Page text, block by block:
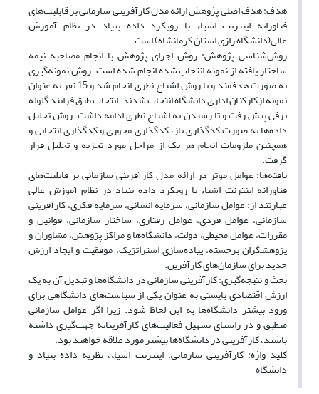
هدف: هدف اصلی پژوهش ارائه مدل کارآفرینی سازمانی بر قابلیت‌های
‌فناورانه اینترنت اشیاء با رویکرد داده بنیاد در نظام آموزش
عالی(دانشگاه رازی استان کرمانشاه) است.
روش‌شناسی پژوهش: روش اجرای پژوهش با انجام مصاحبه نیمه
ساختار یافته از نمونه انتخاب شده انجام شده است. روش نمونه‌گیری
به صورت هدفمند و با روش اشباع نظری انجام شد و 15 نفر به عنوان
نمونه ازکارکنان اداری دانشگاه انتخاب شدند. انتخاب طبق فرایند گلوله
برفی پیش رفت و تا رسیدن به اشباع نظری ادامه داشت. روش تحلیل
داده‌ها به صورت کدگذاری باز، کدگذاری محوری و کدگذاری انتخابی و
همچنین ملزومات انجام هر یک از مراحل مورد تجزیه و تحلیل قرار
گرفت.
یافته‌ها: عوامل موثر در ارائه مدل کارآفرینی سازمانی بر قابلیت‌های
‌فناورانه اینترنت اشیاء با رویکرد داده بنیاد در نظام آموزش عالی
عبارتند از: عوامل سازمانی، سرمایه انسانی، سرمایه فکری، کارآفرینی
سازمانی، عوامل فردی، عوامل رفتاری، ساختار سازمانی، قوانین و
مقررات، عوامل محیطی، دولت، دانشگاه‌ها و مراکز پژوهش، مشاوران و
پژوهشگران برجسته، پیاده‌سازی استراتژیک، موفقیت و ایجاد ارزش
جدید برای سازمان‌های کارآفرین.
بحث و نتیجه‌گیری: کارآفرینی سازمانی در دانشگاه‌ها و تبدیل آن به یک
ارزش اقتصادی بایستی به عنوان یکی از سیاست‌های دانشگاهی برای
ورود بیشتر دانشگاه‌ها به این لحاظ ‌شود. زیرا اگر عوامل سازمانی
منطبق و در راستای تسهیل فعالیت‌های کارآفرینانه جهت‌گیری داشته
باشند، کارآفرینی در دانشگاه‌ها بیشتر مورد علاقه خواهند بود.
کلید واژه: کارآفرینی سازمانی، اینترنت اشیاء، نظریه داده بنیاد و
دانشگاه